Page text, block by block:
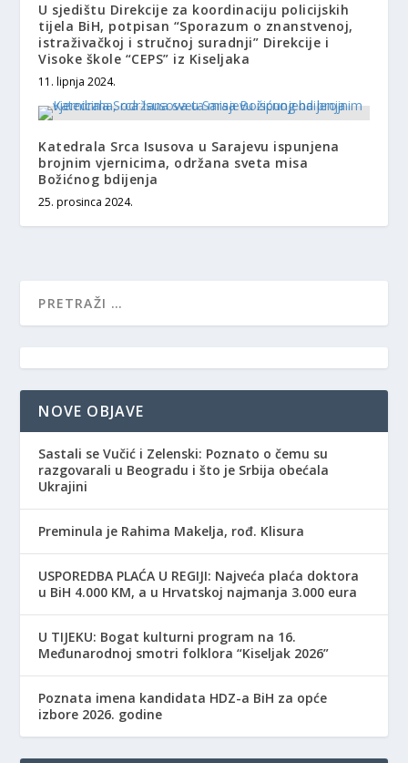
U sjedištu Direkcije za koordinaciju policijskih
tijela BiH, potpisan “Sporazum o znanstvenoj,
istraživačkoj i stručnoj suradnji” Direkcije i
Visoke škole “CEPS” iz Kiseljaka
11. lipnja 2024.
Katedrala Srca Isusova u Sarajevu ispunjena
brojnim vjernicima, održana sveta misa
Božićnog bdijenja
25. prosinca 2024.
NOVE OBJAVE
Sastali se Vučić i Zelenski: Poznato o čemu su
razgovarali u Beogradu i što je Srbija obećala
Ukrajini
Preminula je Rahima Makelja, rođ. Klisura
USPOREDBA PLAĆA U REGIJI: Najveća plaća doktora
u BiH 4.000 KM, a u Hrvatskoj najmanja 3.000 eura
​U TIJEKU: Bogat kulturni program na 16.
Međunarodnoj smotri folklora “Kiseljak 2026”
Poznata imena kandidata HDZ-a BiH za opće
izbore 2026. godine